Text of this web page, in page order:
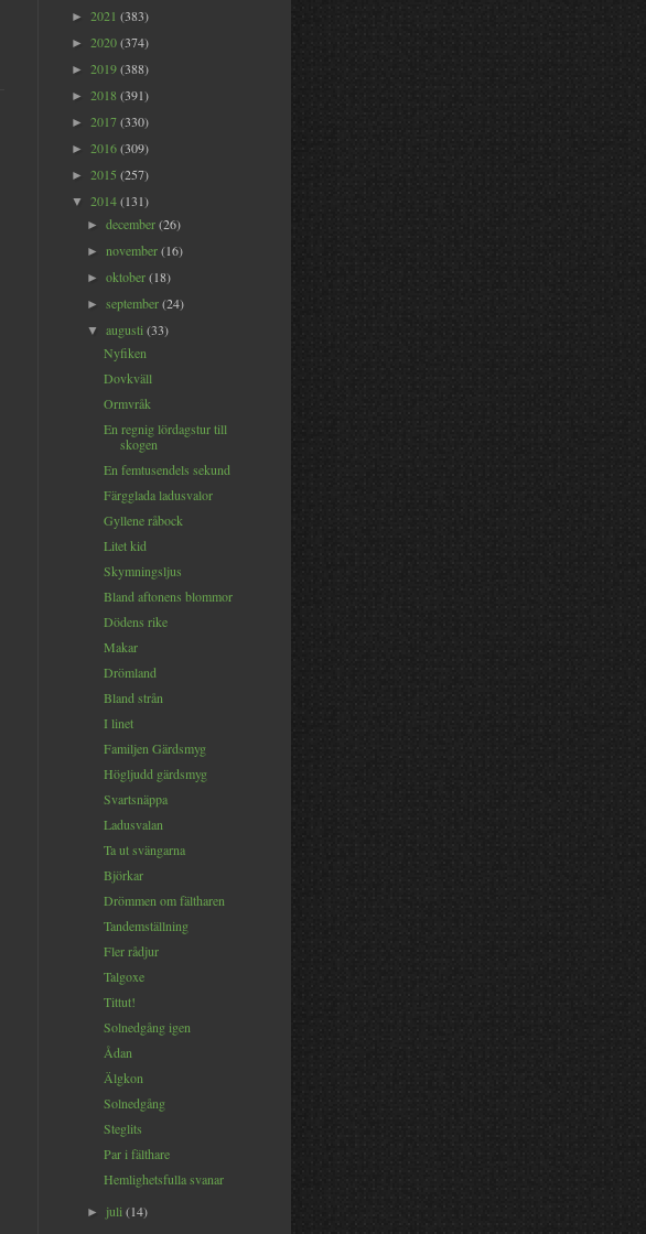
► 2021 (383)
► 2020(374)
► 2019(388)
► 2018 (391)
► 2017(330)
► 2016(309)
► 2015 (257)
▼ 2014(131)
►december(26)
►november(16)
►oktober(18)
►september(24)
▼augusti(33)
Nyfiken
Dovkväll
Ormvråk
En regnig lördagstur till
skogen
En femtusendels sekund
Färgglada ladusvalor
Gyllene råbock
Litet kid
Skymningsljus
Bland aftonens blommor
Dödens rike
Makar
Drömland
Bland strån
I linet
Familjen Gärdsmyg
Högljudd gärdsmyg
Svartsnäppa
Ladusvalan
Ta ut svängarna
Björkar
Drömmen om fältharen
Tandemställning
Fler rådjur
Talgoxe
Tittut!
Solnedgång igen
Ådan
Älgkon
Solnedgång
Steglits
Par i fälthare
Hemlighetsfulla svanar
► juli(14)